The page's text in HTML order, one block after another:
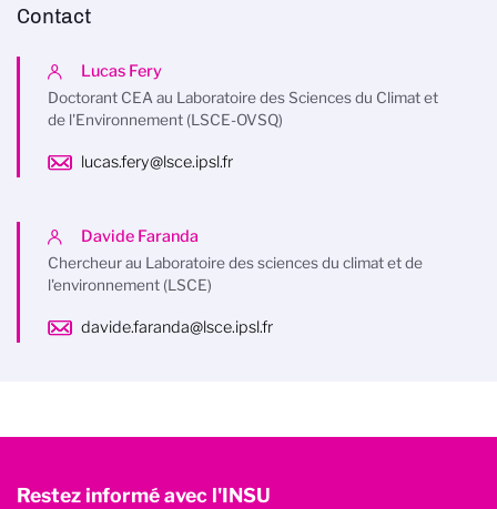
Contact
Lucas Fery
Doctorant CEA au Laboratoire des Sciences du Climat et
de l'Environnement (LSCE-OVSQ)
lucas.fery@lsce.ipsl.fr
Davide Faranda
Chercheur au Laboratoire des sciences du climat et de
l'environnement (LSCE)
davide.faranda@lsce.ipsl.fr
Restez informé avec l'INSU